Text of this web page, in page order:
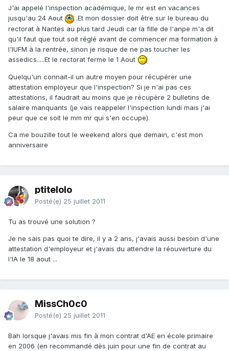
J'ai appelé l'inspection académique, le mr est en vacances
jusqu'au 24 Aout
.Et mon dossier doit être sur le bureau du
rectorat à Nantes au plus tard Jeudi car la fille de l'anpe m'a dit
qu'il faut que tout soit réglé avant de commencer ma formation à
l'IUFM à la rentrée, sinon je risque de ne pas toucher les
assedics.....Et le rectorat ferme le 1 Aout
Quelqu'un connait-il un autre moyen pour récupérer une
attestation employeur que l'inspection? Si je n'ai pas ces
attestations, il faudrait au moins que je récupère 2 bulletins de
salaire manquants (je vais reappeler l'inspection lundi mais j'ai
peur que ce soit le mm mr qui s'en occupe).
Ca me bouzille tout le weekend alors que demain, c'est mon
anniversaire
ptitelolo
Posté(e) 25 juillet 2011
Tu as trouvé une solution ?
Je ne sais pas quoi te dire, il y a 2 ans, j'avais aussi besoin d'une
attestation d'employeur et j'avais du attendre la réouverture du
l'IA le 18 aout ...
MissCh0c0
Posté(e) 25 juillet 2011
Bah lorsque j'avais mis fin à mon contrat d'AE en école primaire
en 2006 (en recommandé dès juin pour une fin de contrat au